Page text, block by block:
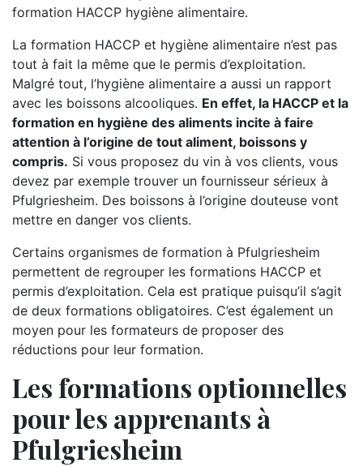
formation HACCP hygiène alimentaire.
La formation HACCP et hygiène alimentaire n’est pas
tout à fait la même que le permis d’exploitation.
Malgré tout, l’hygiène alimentaire a aussi un rapport
avec les boissons alcooliques. En effet, la HACCP et la
formation en hygiène des aliments incite à faire
attention à l’origine de tout aliment, boissons y
compris. Si vous proposez du vin à vos clients, vous
devez par exemple trouver un fournisseur sérieux à
Pfulgriesheim. Des boissons à l’origine douteuse vont
mettre en danger vos clients.
Certains organismes de formation à Pfulgriesheim
permettent de regrouper les formations HACCP et
permis d’exploitation. Cela est pratique puisqu’il s’agit
de deux formations obligatoires. C’est également un
moyen pour les formateurs de proposer des
réductions pour leur formation.
Les formations optionnelles
pour les apprenants à
Pfulgriesheim